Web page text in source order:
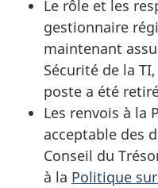
Le rôle et les
gestionnaire
maintenant
Sécurité de la
poste a été
Les renvois à
acceptable des
Conseil du
à la Politique